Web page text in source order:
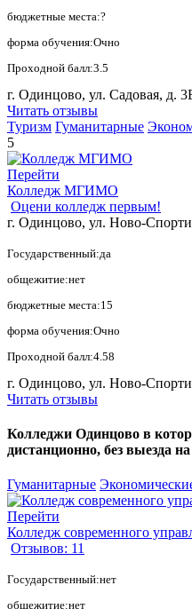
бюджетные места:?
форма обучения:Очно
Проходной балл:3.5
г. Одинцово, ул. Садовая, д.
Читать отзывы
Туризм Гуманитарные
5
Перейти
Колледж МГИМО
Оцени колледж первым!
г. Одинцово, ул. Ново-
Государственный:да
общежитие:нет
бюджетные места:15
форма обучения:Очно
Проходной балл:4.58
г. Одинцово, ул. Ново-
Читать отзывы
Колледжи Одинцово в
дистанционно, без выезда
Гуманитарные
Перейти
Колледж современного
Отзывов: 11
Государственный:нет
общежитие:нет